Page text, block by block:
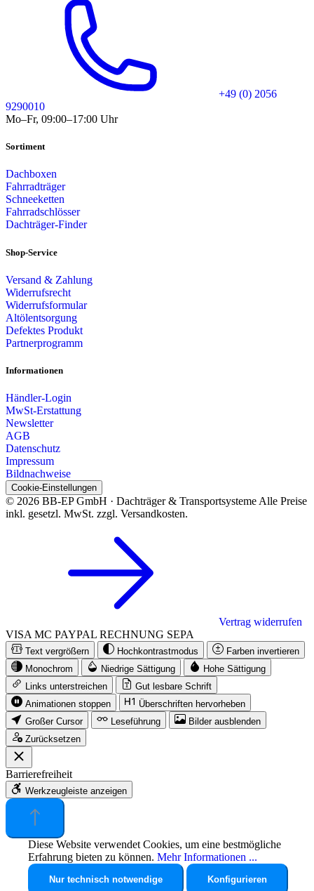
+49 (0) 2056
9290010
Mo–Fr, 09:00–17:00 Uhr
Sortiment
Dachboxen
Fahrradträger
Schneeketten
Fahrradschlösser
Dachträger-Finder
Shop-Service
Versand & Zahlung
Widerrufsrecht
Widerrufsformular
Altölentsorgung
Defektes Produkt
Partnerprogramm
Informationen
Händler-Login
MwSt-Erstattung
Newsletter
AGB
Datenschutz
Impressum
Bildnachweise
Cookie-Einstellungen
© 2026 BB-EP GmbH · Dachträger & Transportsysteme Alle Preise
inkl. gesetzl. MwSt. zzgl. Versandkosten.
Vertrag widerrufen
VISA MC PAYPAL RECHNUNG SEPA
Text vergrößern Hochkontrastmodus
Farben invertieren
Monochrom
Niedrige Sättigung
Hohe Sättigung
Links unterstreichen
Gut lesbare Schrift
Animationen stoppen
Überschriften hervorheben
Großer Cursor
Leseführung
Bilder ausblenden
Zurücksetzen
Barrierefreiheit
Werkzeugleiste anzeigen
Diese Website verwendet Cookies, um eine bestmögliche
Erfahrung bieten zu können. Mehr Informationen ...
Nur technisch notwendige Konfigurieren